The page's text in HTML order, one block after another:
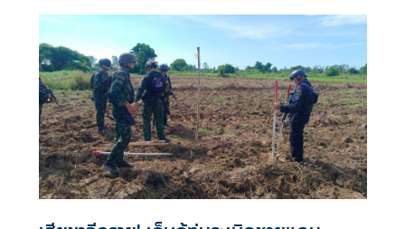
ปัจจุบันสร้างพื้นที่ปลอดภัยแล้ว 76.73%